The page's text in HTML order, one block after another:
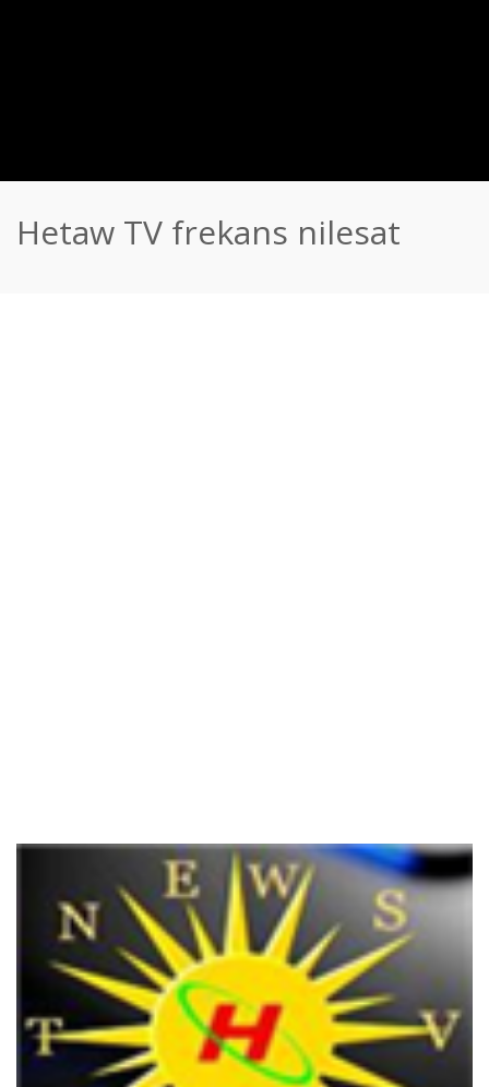
Hetaw TV frekans nilesat